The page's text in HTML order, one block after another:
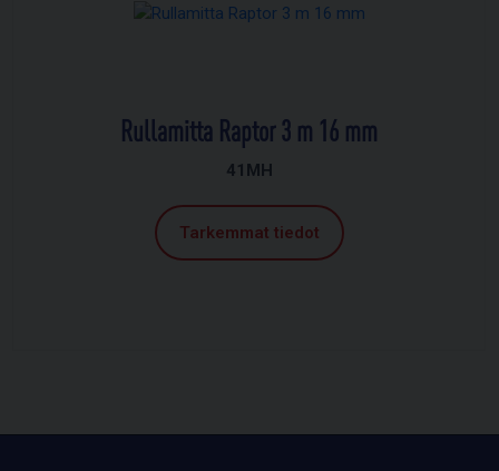
Rullamitta Raptor 3 m 16 mm
41MH
Tarkemmat tiedot